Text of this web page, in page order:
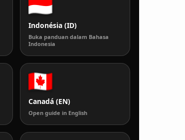
Indonésia (ID)
Buka panduan dalam Bahasa
Indonesia
Canadá (EN)
Open guide in English